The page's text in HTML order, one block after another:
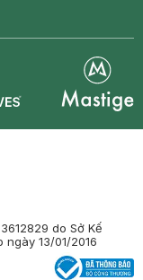
do Sở Kế
13/01/2016